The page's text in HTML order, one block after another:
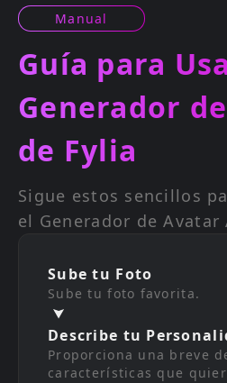
Manual
Guía para
Generador
de Fylia
Sigue estos sencillos
el Generador de Avatar
Sube tu Foto
Sube tu foto favorita.
Describe tu
Proporciona una breve
características que